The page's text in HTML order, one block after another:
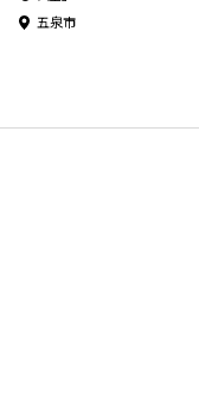
五泉市